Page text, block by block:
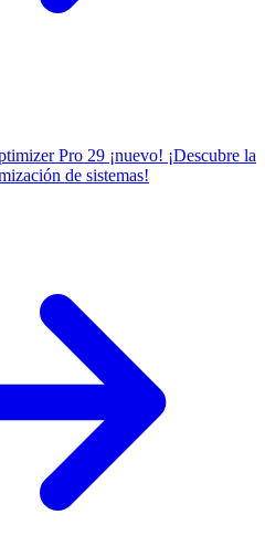
Pro 29 ¡nuevo! ¡Descubre la
de sistemas!